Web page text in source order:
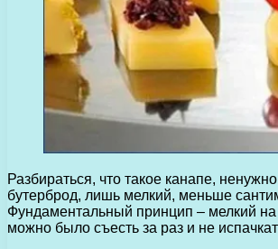
Разбираться, что такое канапе,
бутерброд, лишь мелкий, меньше
Фундаментальный принцип – мелкий на
можно было съесть за раз и не